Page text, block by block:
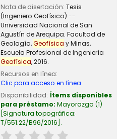
Nota de disertación: Tesis
(Ingeniero Geofísico) --
Universidad Nacional de San
Agustín de Arequipa. Facultad de
Geología,Geofísica y Minas,
Escuela Profesional de Ingeniería
Geofísica, 2016.
Recursos en línea:
Clic para acceso en línea
Disponibilidad: Ítems disponibles
para préstamo: Mayorazgo (1)
Signatura topográfica:
T/551.22/B96/2016 .